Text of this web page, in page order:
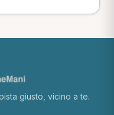
giusto, vicino a te.